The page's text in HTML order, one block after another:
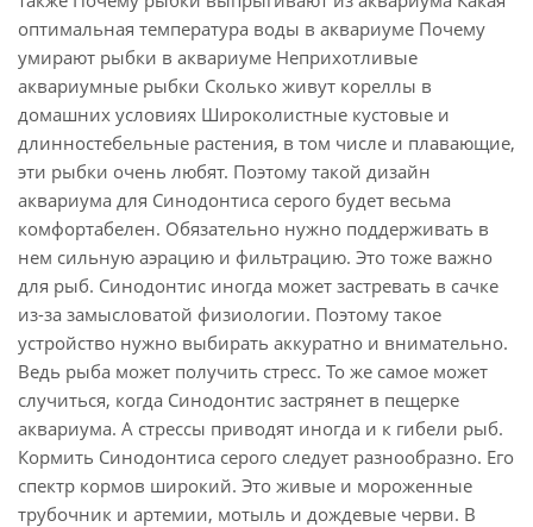
оптимальная температура воды в аквариуме Почему
умирают рыбки в аквариуме Неприхотливые
аквариумные рыбки Сколько живут кореллы в
домашних условиях Широколистные кустовые и
длинностебельные растения, в том числе и плавающие,
эти рыбки очень любят. Поэтому такой дизайн
аквариума для Синодонтиса серого будет весьма
комфортабелен. Обязательно нужно поддерживать в
нем сильную аэрацию и фильтрацию. Это тоже важно
для рыб. Синодонтис иногда может застревать в сачке
из-за замысловатой физиологии. Поэтому такое
устройство нужно выбирать аккуратно и внимательно.
Ведь рыба может получить стресс. То же самое может
случиться, когда Синодонтис застрянет в пещерке
аквариума. А стрессы приводят иногда и к гибели рыб.
Кормить Синодонтиса серого следует разнообразно. Его
спектр кормов широкий. Это живые и мороженные
трубочник и артемии, мотыль и дождевые черви. В